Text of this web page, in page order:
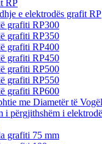
RP
e elektrodës grafit RP
grafiti RP300
grafiti RP350
grafiti RP400
grafiti RP450
grafiti RP500
grafiti RP550
grafiti RP600
me Diametër të Vogël
i përgjithshëm i
grafiti 75 mm